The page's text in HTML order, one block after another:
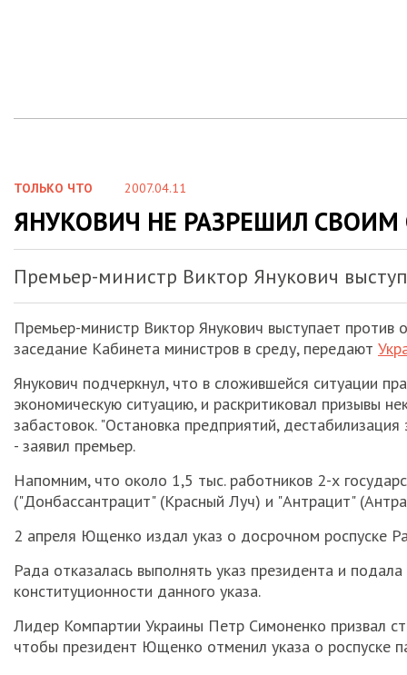
ТОЛЬКО ЧТО 2007.04.11
ЯНУКОВИЧ НЕ РАЗРЕШИЛ
Премьер-министр Виктор Янукович
Премьер-министр Виктор Янукович выступает против
заседание Кабинета министров в среду, передают
Янукович подчеркнул, что в сложившейся ситуации
экономическую ситуацию, и раскритиковал призывы
забастовок. "Остановка предприятий,
- заявил премьер.
Напомним, что около 1,5 тыс. работников 2-х
("Донбассантрацит" (Красный Луч) и "Антрацит"
2 апреля Ющенко издал указ о досрочном роспуске
Рада отказалась выполнять указ президента и
конституционности данного указа.
Лидер Компартии Украины Петр Симоненко призвал
чтобы президент Ющенко отменил указа о роспуске